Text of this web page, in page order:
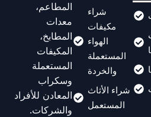
المطاعم،
معدات
المطابخ،
المكيفات
المستعملة
وسكراب
المعادن للأفراد
والشركات.
شراء
مكيفات
الهواء
المستعملة
والخردة
شراء الأثاث
المستعمل